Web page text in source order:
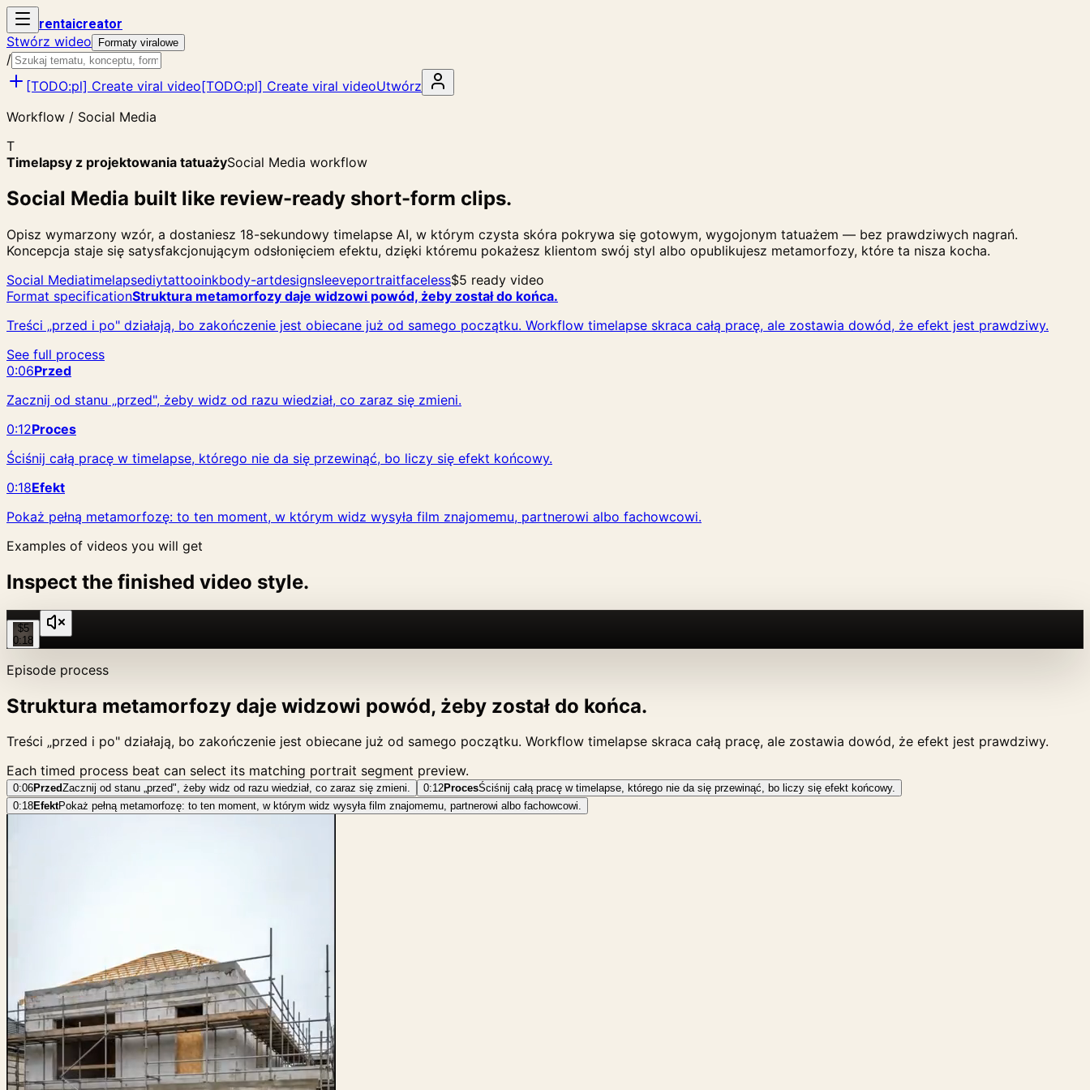
rentaicreator
Stwórz wideo Formaty viralowe
/
[TODO:pl] Create viral video[TODO:pl] Create viral videoUtwórz
Workflow / Social Media
T
Timelapsy z projektowania tatuażySocial Media workflow
Social Media built like review-ready short-form clips.
Opisz wymarzony wzór, a dostaniesz 18-sekundowy timelapse AI, w którym czysta skóra pokrywa się gotowym, wygojonym tatuażem — bez prawdziwych nagrań.
Koncepcja staje się satysfakcjonującym odsłonięciem efektu, dzięki któremu pokażesz klientom swój styl albo opublikujesz metamorfozy, które ta nisza kocha.
Social Mediatimelapsediytattooinkbody-artdesignsleeveportraitfaceless$5 ready video
Format specificationStruktura metamorfozy daje widzowi powód, żeby został do końca.
Treści „przed i po" działają, bo zakończenie jest obiecane już od samego początku. Workflow timelapse skraca całą pracę, ale zostawia dowód, że efekt jest prawdziwy.
See full process
0:06Przed
Zacznij od stanu „przed", żeby widz od razu wiedział, co zaraz się zmieni.
0:12Proces
Ściśnij całą pracę w timelapse, którego nie da się przewinąć, bo liczy się efekt końcowy.
0:18Efekt
Pokaż pełną metamorfozę: to ten moment, w którym widz wysyła film znajomemu, partnerowi albo fachowcowi.
Examples of videos you will get
Inspect the finished video style.
$5
0:18
Episode process
Struktura metamorfozy daje widzowi powód, żeby został do końca.
Treści „przed i po" działają, bo zakończenie jest obiecane już od samego początku. Workflow timelapse skraca całą pracę, ale zostawia dowód, że efekt jest prawdziwy.
Each timed process beat can select its matching portrait segment preview.
0:06PrzedZacznij od stanu „przed", żeby widz od razu wiedział, co zaraz się zmieni. 0:12ProcesŚciśnij całą pracę w timelapse, którego nie da się przewinąć, bo liczy się efekt końcowy.
0:18EfektPokaż pełną metamorfozę: to ten moment, w którym widz wysyła film znajomemu, partnerowi albo fachowcowi.